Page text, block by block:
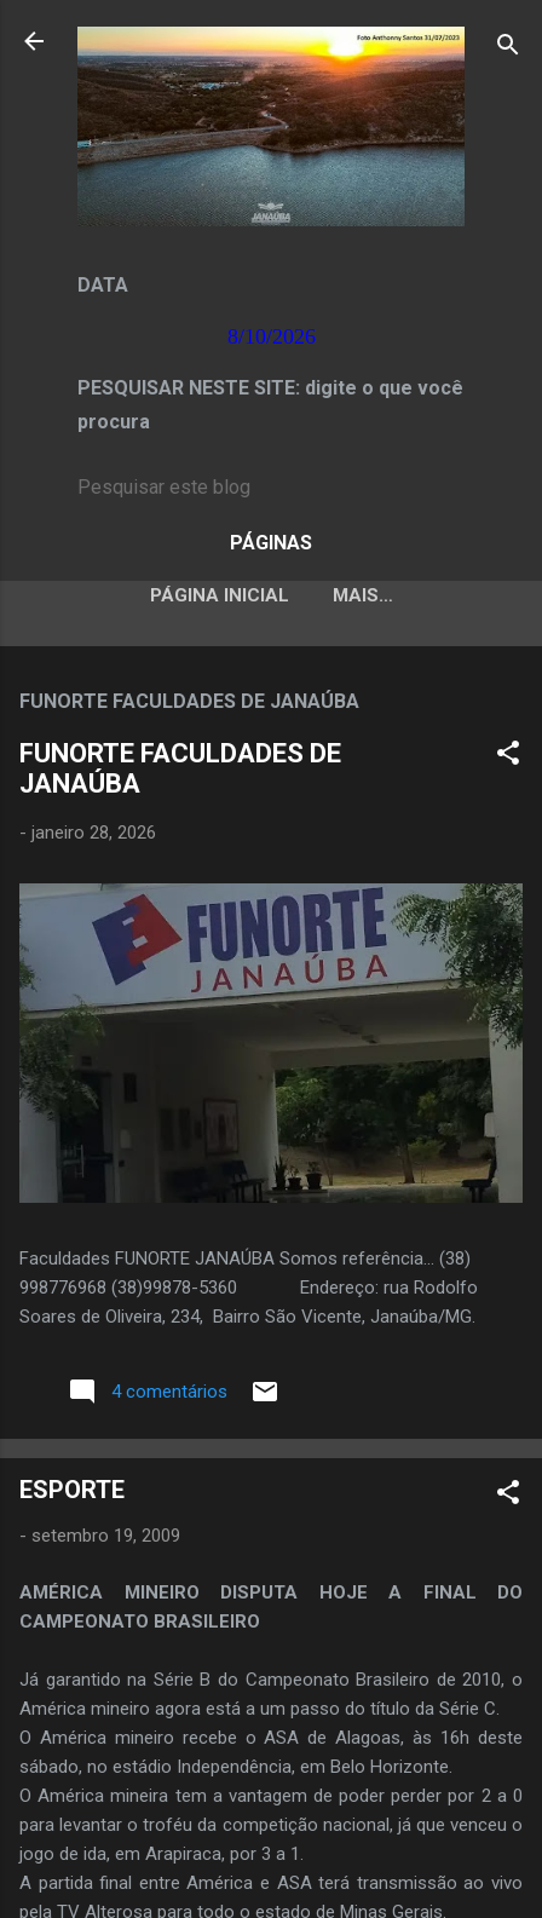
Pular para o conteúdo principal
DATA
8/10/2026
PESQUISAR NESTE SITE: digite o que você
procura
PÁGINAS
PÁGINA INICIAL MAIS…
FUNORTE FACULDADES DE JANAÚBA
FUNORTE FACULDADES DE
JANAÚBA
- janeiro 28, 2026
Faculdades FUNORTE JANAÚBA Somos referência... (38)
998776968 (38)99878-5360 Endereço: rua Rodolfo
Soares de Oliveira, 234, Bairro São Vicente, Janaúba/MG.
4 comentários
ESPORTE
- setembro 19, 2009
AMÉRICA MINEIRO DISPUTA HOJE A FINAL DO
CAMPEONATO BRASILEIRO
Já garantido na Série B do Campeonato Brasileiro de 2010, o
América mineiro agora está a um passo do título da Série C.
O América mineiro recebe o ASA de Alagoas, às 16h deste
sábado, no estádio Independência, em Belo Horizonte.
O América mineira tem a vantagem de poder perder por 2 a 0
para levantar o troféu da competição nacional, já que venceu o
jogo de ida, em Arapiraca, por 3 a 1.
A partida final entre América e ASA terá transmissão ao vivo
pela TV Alterosa para todo o estado de Minas Gerais.